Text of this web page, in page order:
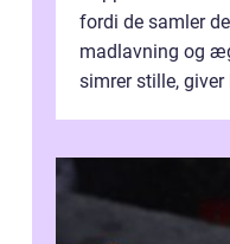
fordi de samler
madlavning og
simrer stille, giver